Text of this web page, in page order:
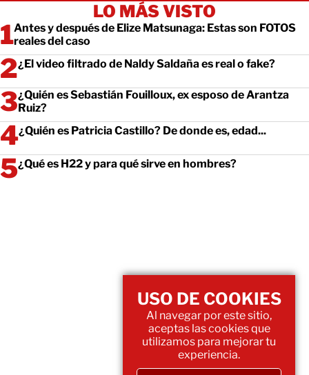
LO MÁS VISTO
Antes y después de Elize Matsunaga: Estas son FOTOS
reales del caso
¿El video filtrado de Naldy Saldaña es real o fake?
¿Quién es Sebastián Fouilloux, ex esposo de Arantza
Ruiz?
¿Quién es Patricia Castillo? De donde es, edad...
¿Qué es H22 y para qué sirve en hombres?
USO DE COOKIES
Al navegar por este sitio,
aceptas las cookies que
utilizamos para mejorar tu
experiencia.